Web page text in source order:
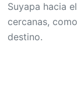
Suyapa hacia
cercanas,
destino.